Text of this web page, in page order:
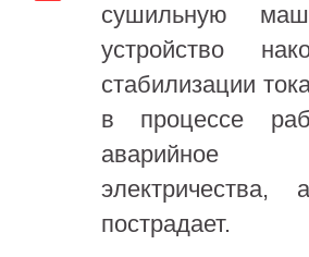
сушильную
устройство
стабилизации
в процессе
аварийное
электричества,
пострадает.